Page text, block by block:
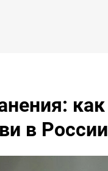
как
в России